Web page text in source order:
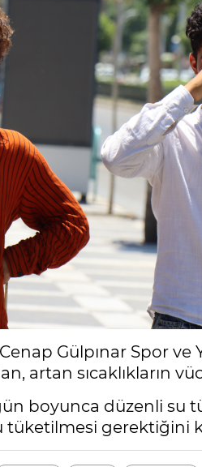
Gülpınar Spor
artan sıcaklıkların
boyunca düzenli su
tüketilmesi gerektiğini